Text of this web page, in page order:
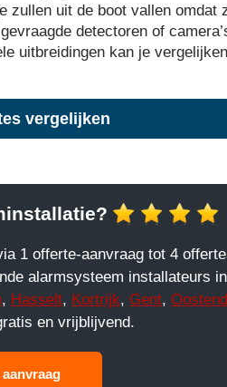
zullen uit de boot vallen omdat
detectoren of
uitbreidingen kan je
vergelijken
1 offerte-aanvraag tot 4
alarmsysteem installateurs in
, Hasselt, Kortrijk, Gent,
en vrijblijvend.